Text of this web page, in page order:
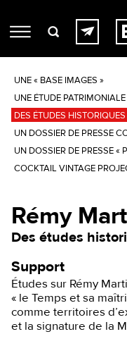
UNE « BASE IMAGES »
UNE ÉTUDE PATRIMONIALE
DES ÉTUDES HISTORIQUES
UN DOSSIER DE PRESSE
UN DOSSIER DE PRESSE «
COCKTAIL VINTAGE
Rémy
Des études
Support
Études sur Rémy
« le Temps et sa
comme territoires
et la signature de la